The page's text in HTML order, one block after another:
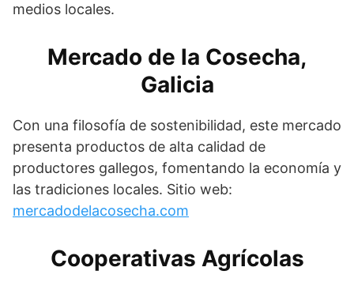
medios locales.
Mercado de la Cosecha,
Galicia
Con una filosofía de sostenibilidad, este mercado
presenta productos de alta calidad de
productores gallegos, fomentando la economía y
las tradiciones locales. Sitio web:
mercadodelacosecha.com
Cooperativas Agrícolas